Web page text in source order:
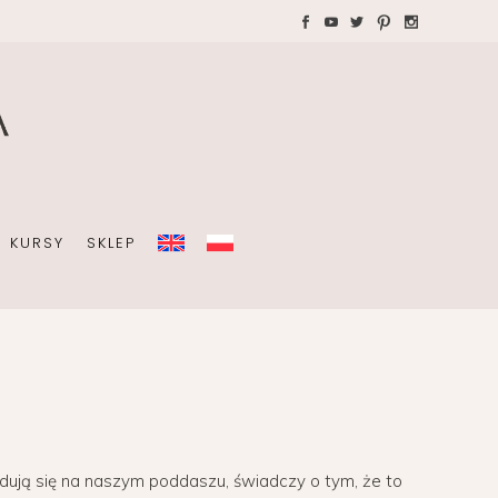
KURSY SKLEP
się na naszym poddaszu, świadczy o tym, że to